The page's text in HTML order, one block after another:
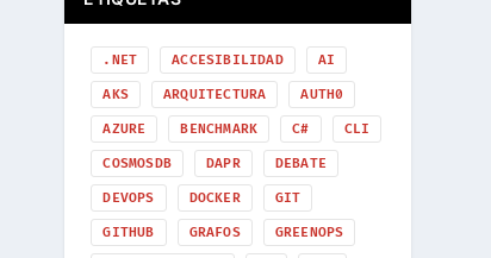
.NET ACCESIBILIDAD AI
AKS ARQUITECTURA AUTH0
AZURE BENCHMARK C# CLI
COSMOSDB DAPR DEBATE
DEVOPS DOCKER GIT
GITHUB GRAFOS GREENOPS